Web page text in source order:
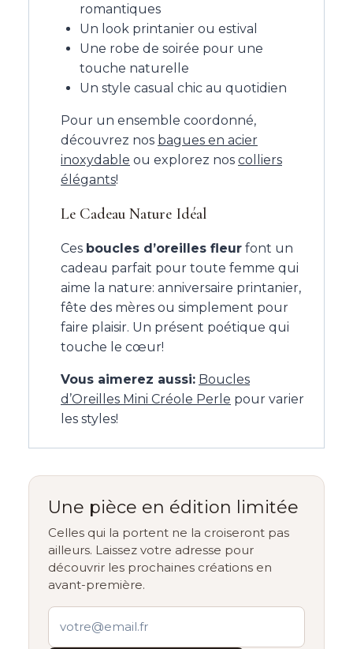
romantiques
Un look printanier ou estival
Une robe de soirée pour une
touche naturelle
Un style casual chic au quotidien
Pour un ensemble coordonné,
découvrez nos bagues en acier
inoxydable ou explorez nos colliers
élégants!
Le Cadeau Nature Idéal
Ces boucles d’oreilles fleur font un
cadeau parfait pour toute femme qui
aime la nature: anniversaire printanier,
fête des mères ou simplement pour
faire plaisir. Un présent poétique qui
touche le cœur!
Vous aimerez aussi: Boucles
d’Oreilles Mini Créole Perle pour varier
les styles!
Une pièce en édition limitée
Celles qui la portent ne la croiseront pas
ailleurs. Laissez votre adresse pour
découvrir les prochaines créations en
avant-première.